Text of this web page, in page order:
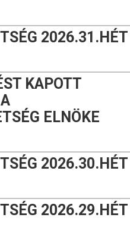
2026.31.HÉT
KAPOTT
ELNÖKE
2026.30.HÉT
2026.29.HÉT